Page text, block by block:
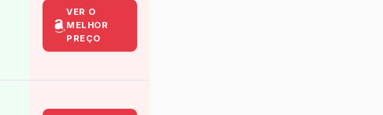
VER O
MELHOR
PREÇO